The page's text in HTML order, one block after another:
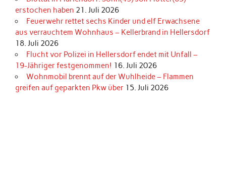
erstochen haben 21. Juli 2026
Feuerwehr rettet sechs Kinder und elf Erwachsene
aus verrauchtem Wohnhaus – Kellerbrand in Hellersdorf
18. Juli 2026
Flucht vor Polizei in Hellersdorf endet mit Unfall –
19-Jähriger festgenommen! 16. Juli 2026
Wohnmobil brennt auf der Wuhlheide – Flammen
greifen auf geparkten Pkw über 15. Juli 2026